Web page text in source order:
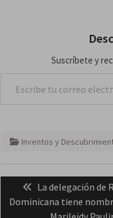
Suscríbete y
Inventos y
Navegación
entradas
Previous
post:
La delegación de
Dominicana tiene